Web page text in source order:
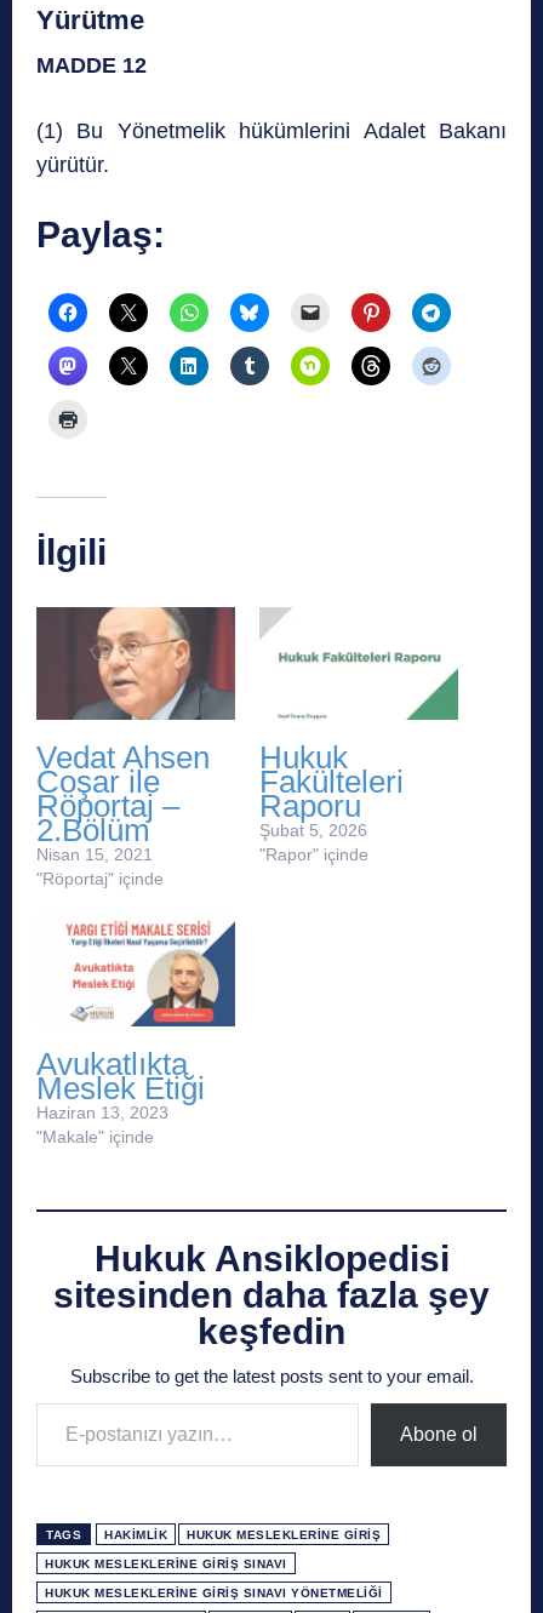
Yürütme
MADDE 12
(1) Bu Yönetmelik hükümlerini Adalet Bakanı
yürütür.
Paylaş:
İlgili
Vedat Ahsen
Coşar ile
Röportaj –
2.Bölüm
Nisan 15, 2021
"Röportaj" içinde
Hukuk
Fakülteleri
Raporu
Şubat 5, 2026
"Rapor" içinde
Avukatlıkta
Meslek Etiği
Haziran 13, 2023
"Makale" içinde
Hukuk Ansiklopedisi
sitesinden daha fazla şey
keşfedin
Subscribe to get the latest posts sent to your email.
E-postanızı yazın…
Abone ol
TAGS HAKIMLIK HUKUK MESLEKLERINE GIRIŞ
HUKUK MESLEKLERINE GIRIŞ SINAVI
HUKUK MESLEKLERINE GIRIŞ SINAVI YÖNETMELIĞI